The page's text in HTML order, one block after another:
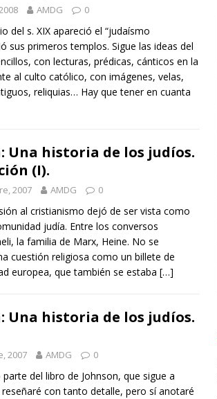
AMDG 0
del s. XIX apareció el “judaísmo
sus primeros templos. Sigue las ideas del
con lecturas, prédicas, cánticos en la
al culto católico, con imágenes, velas,
reliquias… Hay que tener en cuanta
Una historia de los judíos.
(I).
2007 AMDG 0
al cristianismo dejó de ser vista como
judía. Entre los conversos
la familia de Marx, Heine. No se
cuestión religiosa como un billete de
europea, que también se estaba […]
Una historia de los judíos.
2007 AMDG 0
del libro de Johnson, que sigue a
con tanto detalle, pero sí anotaré